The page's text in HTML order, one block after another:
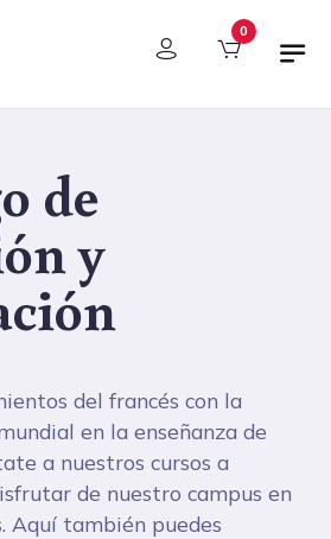
cookies 0
de
y
del francés con la
en la enseñanza de
a nuestros cursos a
de nuestro campus en
Aquí también puedes